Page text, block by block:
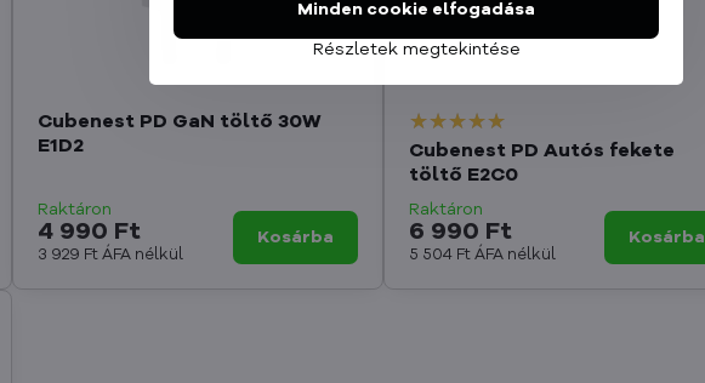
Cubenest PD GaN töltő 30W
E1D2
Raktáron
4 990 Ft
3 929 FtÁFA nélkül
Kosárba
Cubenest PD Autós fekete
töltő E2C0
Raktáron
6 990 Ft
5 504 Ft ÁFA nélkül
Kosárba
Részletek megtekintése
Minden cookie elfogadása